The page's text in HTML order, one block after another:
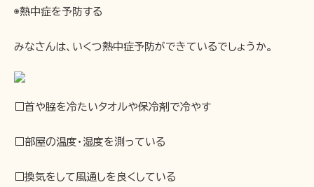
◉熱中症を予防する
みなさんは、いくつ熱中症予防ができているでしょうか。
□首や脇を冷たいタオルや保冷剤で冷やす
□部屋の温度・湿度を測っている
□換気をして風通しを良くしている